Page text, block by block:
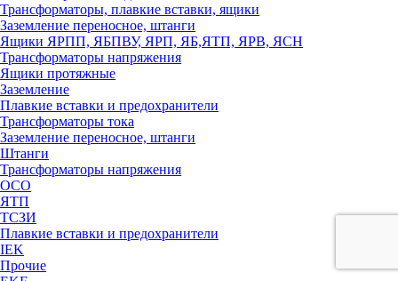
Трансформаторы, плавкие вставки, ящики
Заземление переносное, штанги
Ящики ЯРПП, ЯБПВУ, ЯРП, ЯБ,ЯТП, ЯРВ, ЯСН
Трансформаторы напряжения
Ящики протяжные
Заземление
Плавкие вставки и предохранители
Трансформаторы тока
Заземление переносное, штанги
Штанги
Трансформаторы напряжения
ОСО
ЯТП
ТСЗИ
Плавкие вставки и предохранители
IEK
Прочие